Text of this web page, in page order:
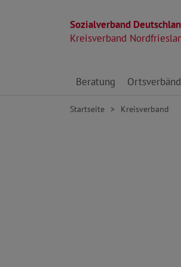
Sozialverband
Kreisverband
Direkt zu den Inhalten
Beratung
Startseite Kreisverband